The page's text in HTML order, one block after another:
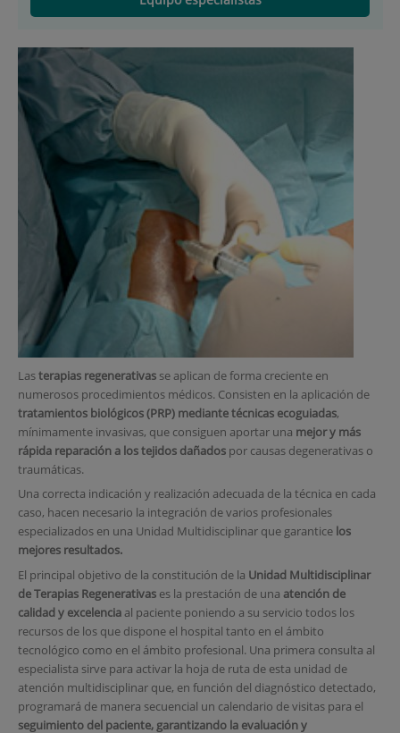
Lasterapias regenerativasse aplican de forma creciente en
numerosos procedimientos médicos. Consisten en la aplicación de
tratamientos biológicos (PRP) mediante técnicas ecoguiadas,
mínimamente invasivas, que consiguen aportar una mejor y más
rápida reparación a los tejidos dañadospor causas degenerativas o
traumáticas.
Una correcta indicación y realización adecuada de la técnica en cada
caso, hacen necesario la integración de varios profesionales
especializados en una Unidad Multidisciplinar que garantice los
mejores resultados.
El principal objetivo de la constitución de la Unidad Multidisciplinar
de Terapias Regenerativases la prestación de una atención de
calidad y excelenciaal paciente poniendo a su servicio todos los
recursos de los que dispone el hospital tanto en el ámbito
tecnológico como en el ámbito profesional. Una primera consulta al
especialista sirve para activar la hoja de ruta de esta unidad de
atención multidisciplinar que, en función del diagnóstico detectado,
programará de manera secuencial un calendario de visitas para el
seguimiento del paciente, garantizando la evaluación y